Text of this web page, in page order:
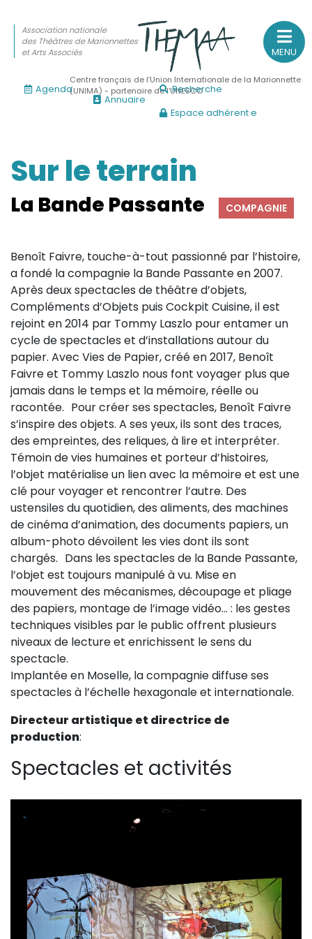
Sur le feu
(Actualités, annonces, vie professionnelle)
(Agenda, spectacles, événements des adhérents)
Sur le fond
(Fonctionnement, gouvernance, groupes de travail,
Sur le terrain
(Portraits, actions, collaborations)
Sur l’étagère
(Documents, études, publications)
MENU
Association nationale
des Théâtres de Marionnettes
et Arts Associés
Centre français de l’Union Internationale de la Marionnette
(UNIMA) - partenaire de l’UNESCO
Agenda
Annuaire
Recherche
Espace adhérent·e
Sur le terrain
La Bande Passante COMPAGNIE
Benoît Faivre, touche-à-tout passionné par l’histoire,
a fondé la compagnie la Bande Passante en 2007.
Après deux spectacles de théâtre d’objets,
Compléments d’Objets puis Cockpit Cuisine, il est
rejoint en 2014 par Tommy Laszlo pour entamer un
cycle de spectacles et d’installations autour du
papier. Avec Vies de Papier, créé en 2017, Benoît
Faivre et Tommy Laszlo nous font voyager plus que
jamais dans le temps et la mémoire, réelle ou
racontée. Pour créer ses spectacles, Benoît Faivre
s’inspire des objets. A ses yeux, ils sont des traces,
des empreintes, des reliques, à lire et interpréter.
Témoin de vies humaines et porteur d’histoires,
l’objet matérialise un lien avec la mémoire et est une
clé pour voyager et rencontrer l’autre. Des
ustensiles du quotidien, des aliments, des machines
de cinéma d’animation, des documents papiers, un
album-photo dévoilent les vies dont ils sont
chargés. Dans les spectacles de la Bande Passante,
l’objet est toujours manipulé à vu. Mise en
mouvement des mécanismes, découpage et pliage
des papiers, montage de l’image vidéo… : les gestes
techniques visibles par le public offrent plusieurs
niveaux de lecture et enrichissent le sens du
spectacle.
Implantée en Moselle, la compagnie diffuse ses
spectacles à l’échelle hexagonale et internationale.
Directeur artistique et directrice de
production:
Spectacles et activités